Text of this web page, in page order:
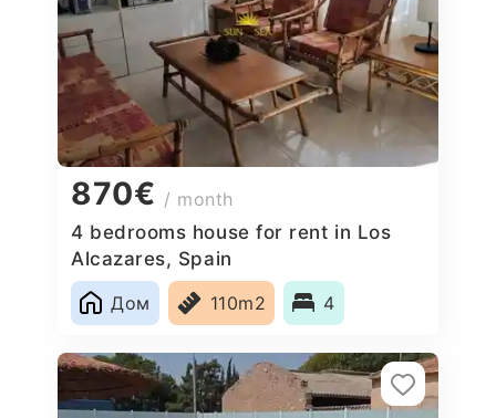
870€ / month
4 bedrooms house for rent in Los
Alcazares, Spain
Дом
110m2 4